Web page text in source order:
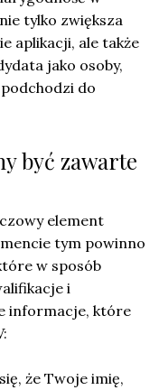
tylko zwiększa
aplikacji, ale także
jako osoby,
do
być zawarte
element
tym powinno
w sposób
i
informacje, które
że Twoje imię,